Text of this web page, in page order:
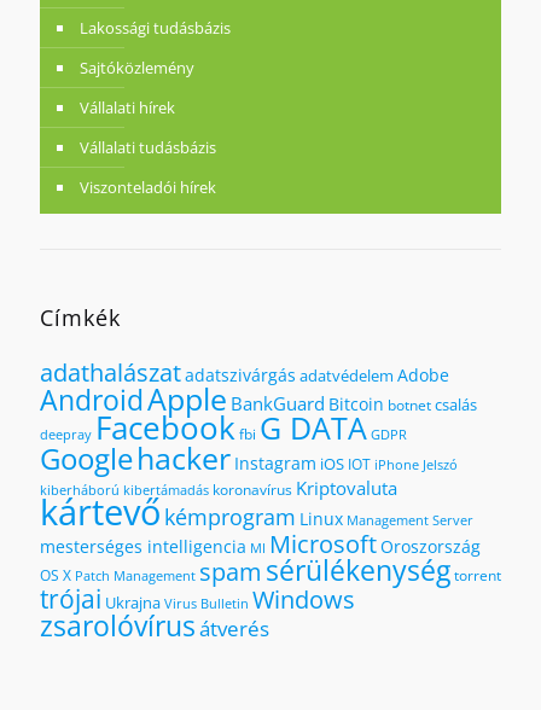
Lakossági tudásbázis
Sajtóközlemény
Vállalati hírek
Vállalati tudásbázis
Viszonteladói hírek
Címkék
adathalászatadatszivárgás adatvédelem Adobe
AndroidApple BankGuard Bitcoin botnetcsalás
deepray Facebookfbi G DATA GDPR
Googlehacker Instagram iOS IOT iPhone Jelszó
kiberháború kibertámadás koronavírus Kriptovaluta
kártevőkémprogram Linux Management Server
mesterséges intelligencia MI MicrosoftOroszország
OS X Patch Management spam sérülékenységtorrent
trójai Ukrajna Virus Bulletin Windows
zsarolóvírusátverés